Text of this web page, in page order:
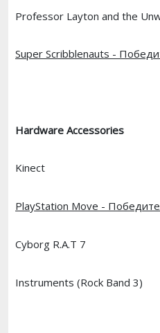
Professor Layton and the
Super Scribblenauts -
Hardware Accessories
Kinect
PlayStation Move -
Cyborg R.A.T 7
Instruments (Rock Band 3)